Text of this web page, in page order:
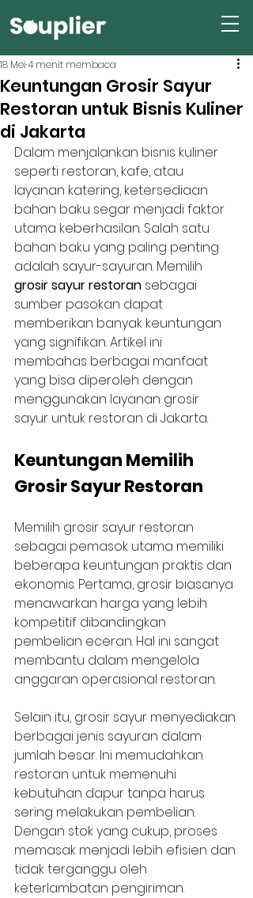
Keuntungan Grosir Sayur
Restoran untuk Bisnis Kuliner
di Jakarta
18 Mei4 menit membaca
Dalam menjalankan bisnis kuliner
seperti restoran, kafe, atau
layanan katering, ketersediaan
bahan baku segar menjadi faktor
utama keberhasilan. Salah satu
bahan baku yang paling penting
adalah sayur-sayuran. Memilih
grosir sayur restoran sebagai
sumber pasokan dapat
memberikan banyak keuntungan
yang signifikan. Artikel ini
membahas berbagai manfaat
yang bisa diperoleh dengan
menggunakan layanan grosir
sayur untuk restoran di Jakarta.
Keuntungan Memilih
Grosir Sayur Restoran
Memilih grosir sayur restoran
sebagai pemasok utama memiliki
beberapa keuntungan praktis dan
ekonomis. Pertama, grosir biasanya
menawarkan harga yang lebih
kompetitif dibandingkan
pembelian eceran. Hal ini sangat
membantu dalam mengelola
anggaran operasional restoran.
Selain itu, grosir sayur menyediakan
berbagai jenis sayuran dalam
jumlah besar. Ini memudahkan
restoran untuk memenuhi
kebutuhan dapur tanpa harus
sering melakukan pembelian.
Dengan stok yang cukup, proses
memasak menjadi lebih efisien dan
tidak terganggu oleh
keterlambatan pengiriman.